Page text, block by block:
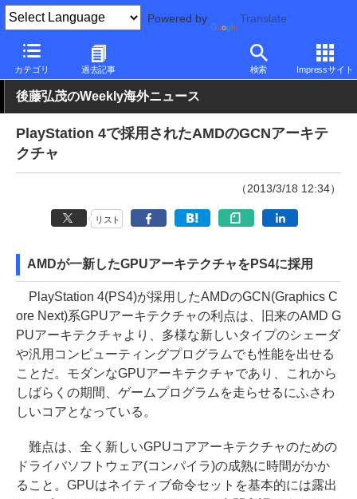
Powered by Translate
カテゴリ 過去記事 検索 Impressサイト
PC Watch 半導体/周辺機器
後藤弘茂のWeekly海外ニュース
PlayStation 4で採用されたAMDのGCNアーキテ
クチャ
（2013/3/18 12:34）
リスト
AMDが一新したGPUアーキテクチャをPS4に採用
PlayStation 4(PS4)が採用したAMDのGCN(Graphics C
ore Next)系GPUアーキテクチャの利点は、旧来のAMD G
PUアーキテクチャより、多様な新しいタイプのシェーダ
や汎用コンピューティングプログラムでも性能を出せる
ことだ。モダンなGPUアーキテクチャであり、これから
しばらくの期間、ゲームプログラムを走らせるにふさわ
しいコアとなっている。
難点は、全く新しいGPUコアアーキテクチャのための
ドライバソフトウェア(コンパイラ)の成熟に時間がかか
ること。GPUはネイティブ命令セットを基本的には露出